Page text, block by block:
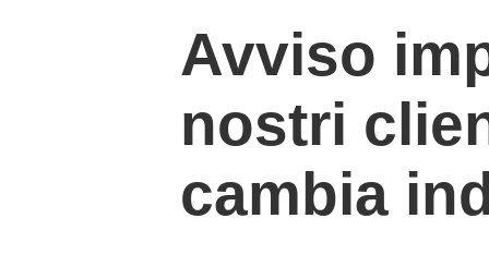
Avviso
nostri
cambia